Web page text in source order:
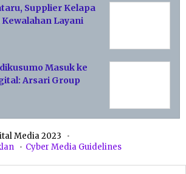
Supplier Kelapa
Layani
Masuk ke
Arsari Group
Media 2023
Cyber Media Guidelines